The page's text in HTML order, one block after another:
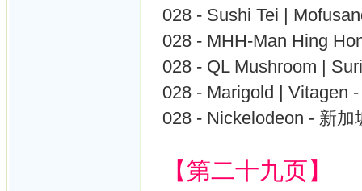
028 - Sushi Tei |
028 - MHH-Man Hing
028 - QL Mushroom |
028 - Marigold | Vitagen
028 - Nickelodeon - 新加
【第二十九页】